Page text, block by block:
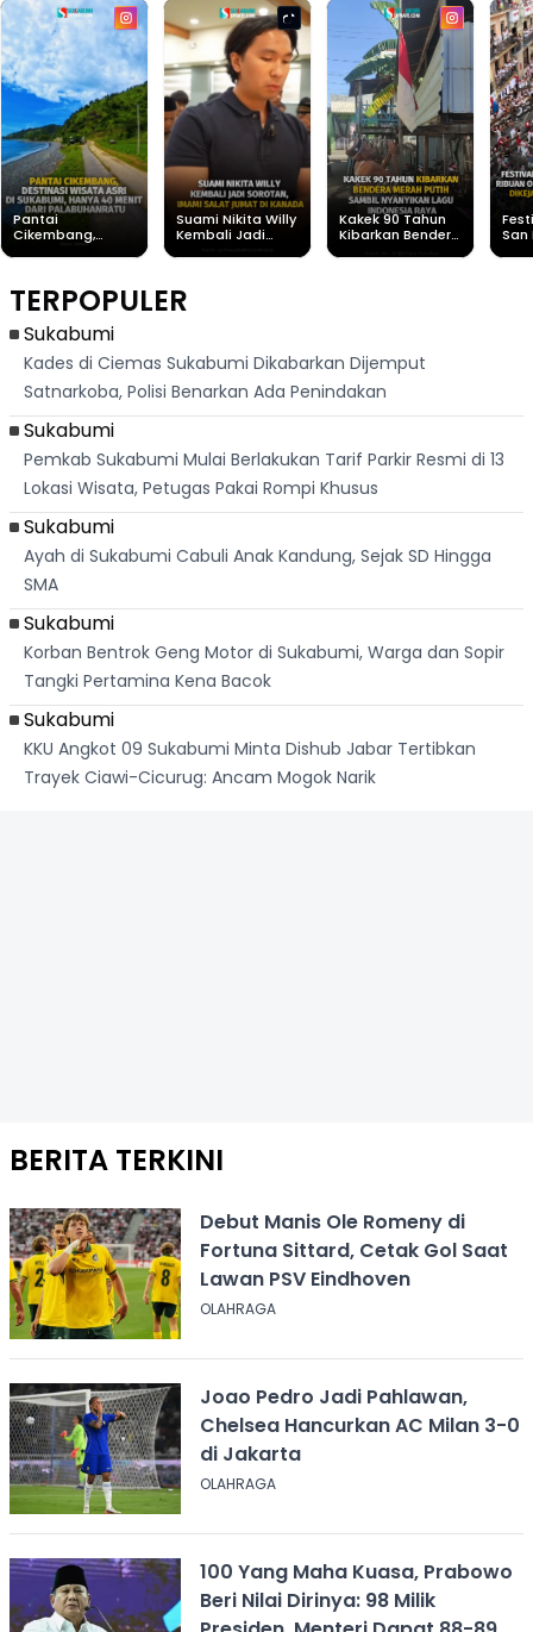
Pantai
Cikembang,
Dari
Palabuhanratu
Suami Nikita Willy
Kembali Jadi
Kakek 90 Tahun
Kibarkan Bendera
San
TERPOPULER
Sukabumi
Kades di Ciemas Sukabumi Dikabarkan Dijemput
Satnarkoba, Polisi Benarkan Ada Penindakan
Sukabumi
Pemkab Sukabumi Mulai Berlakukan Tarif Parkir Resmi di 13
Lokasi Wisata, Petugas Pakai Rompi Khusus
Sukabumi
Ayah di Sukabumi Cabuli Anak Kandung, Sejak SD Hingga
SMA
Sukabumi
Korban Bentrok Geng Motor di Sukabumi, Warga dan Sopir
Tangki Pertamina Kena Bacok
Sukabumi
KKU Angkot 09 Sukabumi Minta Dishub Jabar Tertibkan
Trayek Ciawi-Cicurug: Ancam Mogok Narik
BERITA TERKINI
Debut Manis Ole Romeny di
Fortuna Sittard, Cetak Gol Saat
Lawan PSV Eindhoven
OLAHRAGA
Joao Pedro Jadi Pahlawan,
Chelsea Hancurkan AC Milan 3-0
di Jakarta
OLAHRAGA
100 Yang Maha Kuasa, Prabowo
Beri Nilai Dirinya: 98 Milik